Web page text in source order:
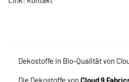
Dekostoffe in Bio-Qualität von
Die Dekostoffe von Cloud 9